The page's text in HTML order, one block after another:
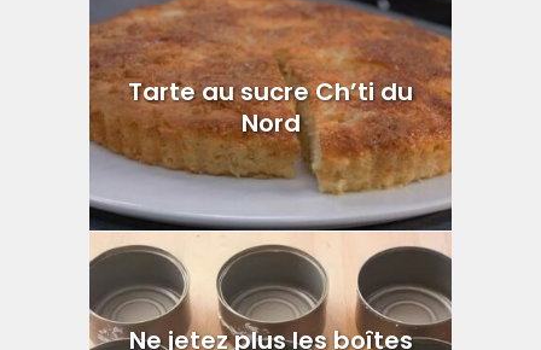
Tarte au sucre Ch’ti du
Nord
Ne jetez plus les boîtes